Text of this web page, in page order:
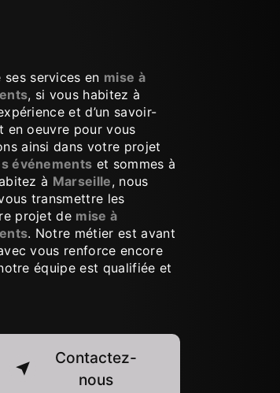
services en mise à
, si vous habitez à
et d’un savoir-
en oeuvre pour vous
ainsi dans votre projet
événements et sommes à
à Marseille, nous
transmettre les
projet de mise à
. Notre métier est avant
vous renforce encore
équipe est qualifiée et
Contactez-
nous